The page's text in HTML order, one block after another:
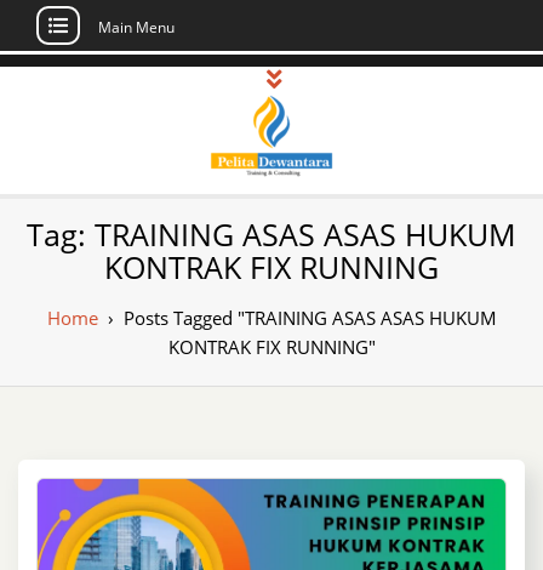
Skip
Main Menu
Pusat Pelatihan
dan Sertifikasi –
Daftar Training
Indonesia
Sertifikasi di Indonesia
Tag: TRAINING ASAS ASAS HUKUM
KONTRAK FIX RUNNING
Home› Posts Tagged "TRAINING ASAS ASAS HUKUM
KONTRAK FIX RUNNING"